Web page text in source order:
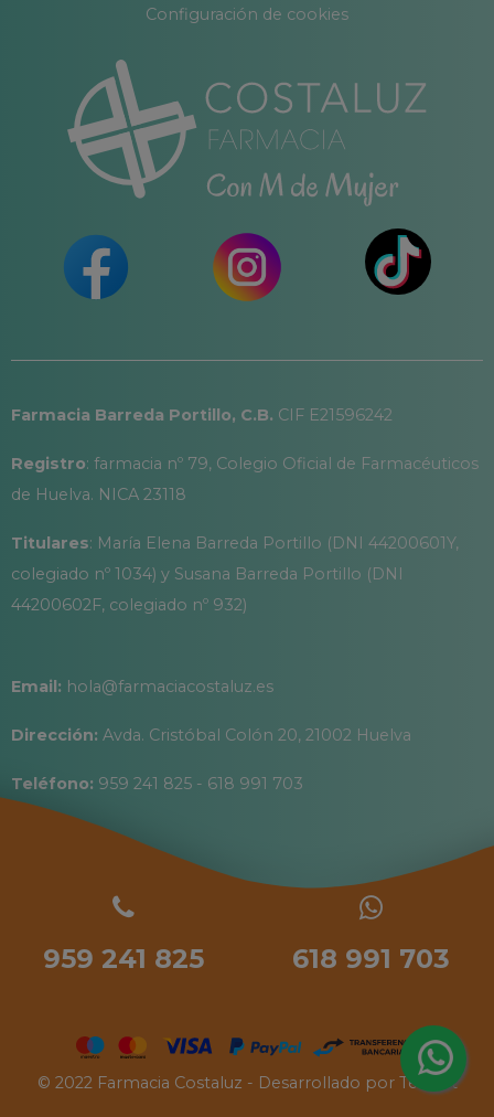
Configuración de cookies
Farmacia Barreda Portillo, C.B. CIF E21596242
Registro: farmacia nº 79, Colegio Oficial de Farmacéuticos
de Huelva. NICA 23118
Titulares: María Elena Barreda Portillo (DNI 44200601Y,
colegiado nº 1034) y Susana Barreda Portillo (DNI
44200602F, colegiado nº 932)
Email: hola@farmaciacostaluz.es
Dirección: Avda. Cristóbal Colón 20, 21002 Huelva
Teléfono: 959 241 825 - 618 991 703
959 241 825 618 991 703
© 2022 Farmacia Costaluz - Desarrollado por Tecinet